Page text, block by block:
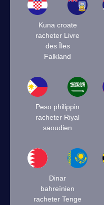
Kuna croate
racheter Livre
des Îles
Falkland
Peso philippin
racheter Riyal
saoudien
Dinar
bahreïnien
racheter Tenge